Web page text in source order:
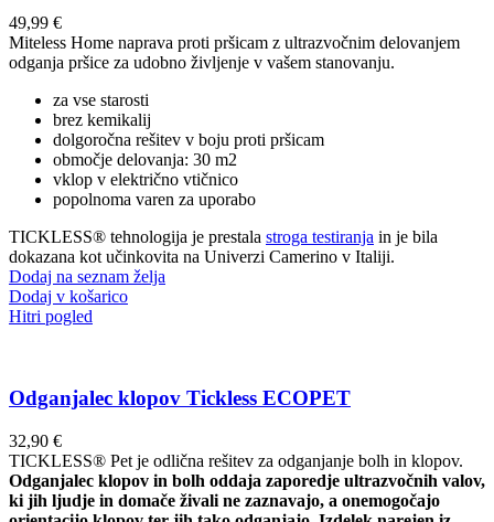
49,99 €
Miteless Home naprava proti pršicam z ultrazvočnim delovanjem
odganja pršice za udobno življenje v vašem stanovanju.
za vse starosti
brez kemikalij
dolgoročna rešitev v boju proti pršicam
območje delovanja: 30 m2
vklop v električno vtičnico
popolnoma varen za uporabo
TICKLESS® tehnologija je prestala stroga testiranja in je bila
dokazana kot učinkovita na Univerzi Camerino v Italiji.
Dodaj na seznam želja
Dodaj v košarico
Hitri pogled
Odganjalec klopov Tickless ECOPET
32,90 €
TICKLESS® Pet je odlična rešitev za odganjanje bolh in klopov.
Odganjalec klopov in bolh oddaja zaporedje ultrazvočnih valov,
ki jih ljudje in domače živali ne zaznavajo, a onemogočajo